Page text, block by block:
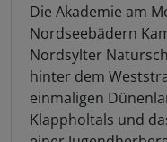
Die Akademie am
Nordseebädern
Nordsylter
hinter dem
einmaligen
Klappholtals und